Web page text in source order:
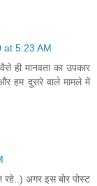
at 5:23 AM
ही मानवता का उपकार
हम दुसरे वाले मामले में
रहे..) अगर इस बोर पोस्ट